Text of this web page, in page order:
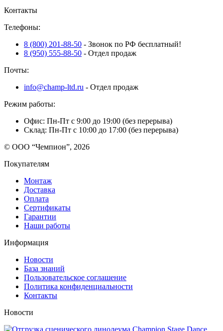
Контакты
Телефоны:
8 (800) 201-88-50 - Звонок по РФ бесплатный!
8 (950) 555-88-50 - Отдел продаж
Почты:
info@champ-ltd.ru - Отдел продаж
Режим работы:
Офис: Пн-Пт с 9:00 до 19:00 (без перерыва)
Склад: Пн-Пт с 10:00 до 17:00 (без перерыва)
© ООО “Чемпион”, 2026
Покупателям
Монтаж
Доставка
Оплата
Сертификаты
Гарантии
Наши работы
Информация
Новости
База знаний
Пользовательское соглашение
Политика конфиденциальности
Контакты
Новости